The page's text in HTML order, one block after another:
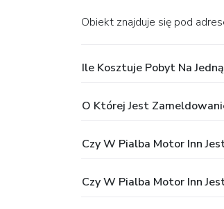
Obiekt znajduje się pod
Ile Kosztuje Pobyt Na
O Której Jest
Czy W Pialba Motor Inn
Czy W Pialba Motor Inn